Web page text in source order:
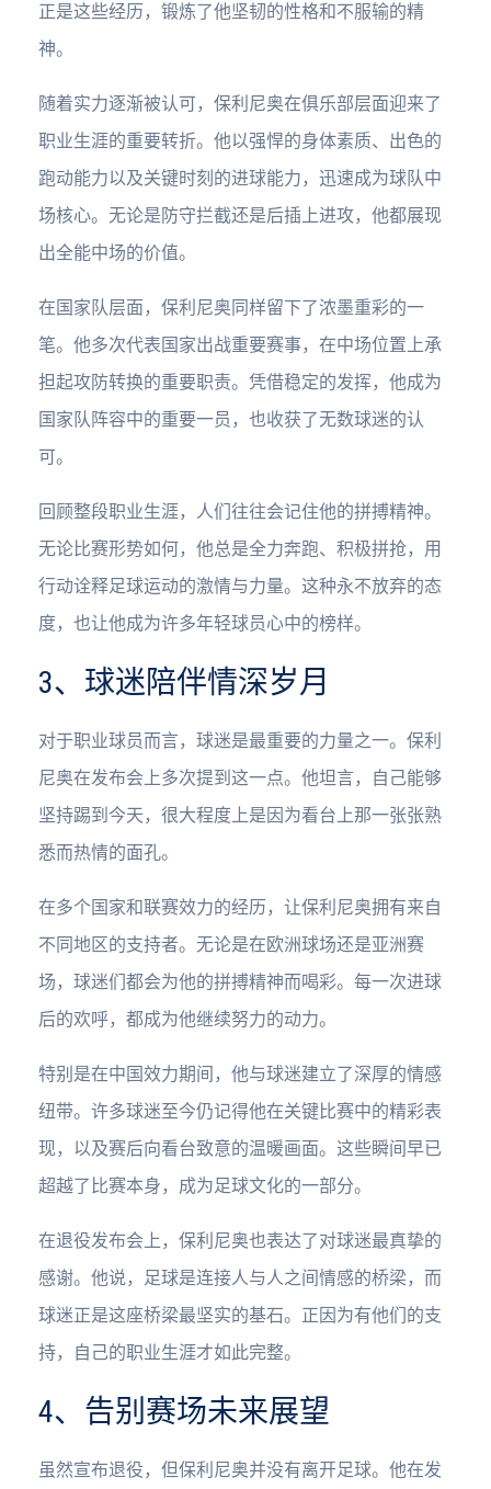
正是这些经历，锻炼了他坚韧的性格和不服输的精
神。
随着实力逐渐被认可，保利尼奥在俱乐部层面迎来了
职业生涯的重要转折。他以强悍的身体素质、出色的
跑动能力以及关键时刻的进球能力，迅速成为球队中
场核心。无论是防守拦截还是后插上进攻，他都展现
出全能中场的价值。
在国家队层面，保利尼奥同样留下了浓墨重彩的一
笔。他多次代表国家出战重要赛事，在中场位置上承
担起攻防转换的重要职责。凭借稳定的发挥，他成为
国家队阵容中的重要一员，也收获了无数球迷的认
可。
回顾整段职业生涯，人们往往会记住他的拼搏精神。
无论比赛形势如何，他总是全力奔跑、积极拼抢，用
行动诠释足球运动的激情与力量。这种永不放弃的态
度，也让他成为许多年轻球员心中的榜样。
3、球迷陪伴情深岁月
对于职业球员而言，球迷是最重要的力量之一。保利
尼奥在发布会上多次提到这一点。他坦言，自己能够
坚持踢到今天，很大程度上是因为看台上那一张张熟
悉而热情的面孔。
在多个国家和联赛效力的经历，让保利尼奥拥有来自
不同地区的支持者。无论是在欧洲球场还是亚洲赛
场，球迷们都会为他的拼搏精神而喝彩。每一次进球
后的欢呼，都成为他继续努力的动力。
特别是在中国效力期间，他与球迷建立了深厚的情感
纽带。许多球迷至今仍记得他在关键比赛中的精彩表
现，以及赛后向看台致意的温暖画面。这些瞬间早已
超越了比赛本身，成为足球文化的一部分。
在退役发布会上，保利尼奥也表达了对球迷最真挚的
感谢。他说，足球是连接人与人之间情感的桥梁，而
球迷正是这座桥梁最坚实的基石。正因为有他们的支
持，自己的职业生涯才如此完整。
4、告别赛场未来展望
虽然宣布退役，但保利尼奥并没有离开足球。他在发